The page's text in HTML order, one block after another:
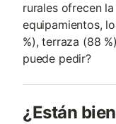
rurales ofrecen
equipamientos,
%), terraza (88
puede pedir?
¿Están